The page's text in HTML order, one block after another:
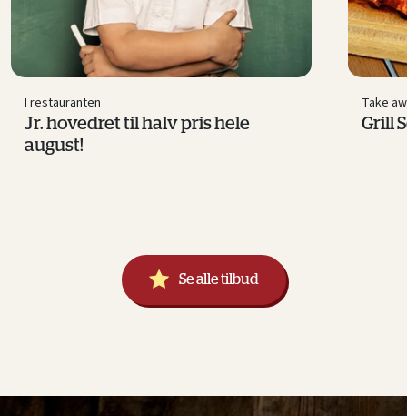
I restauranten
Jr. hovedret til halv pris hele
august!
Take
Grill
Se alle tilbud